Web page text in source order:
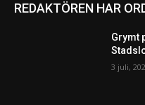
REDAKTÖREN HAR
Grymt
3 juli,